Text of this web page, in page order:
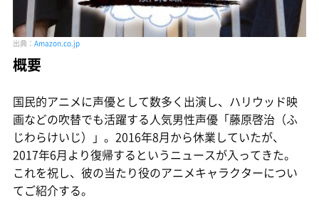
出典： Amazon.co.jp
概要
国民的アニメに声優として数多く出演し、ハリウッド映
画などの吹替でも活躍する人気男性声優「藤原啓治（ふ
じわらけいじ）」。2016年8月から休業していたが、
2017年6月より復帰するというニュースが入ってきた。
これを祝し、彼の当たり役のアニメキャラクターについ
てご紹介する。